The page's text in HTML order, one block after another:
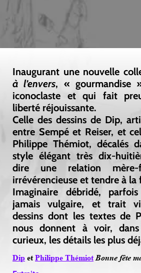
Inaugurant une nouvelle
à l’envers, « gourmandise
iconoclaste et qui fait
liberté réjouissante.
Celle des dessins de Dip,
entre Sempé et Reiser, et
Philippe Thémiot, décalés
style élégant très dix-
dire une relation mère-
irrévérencieuse et tendre à la
Imaginaire débridé,
jamais vulgaire, et trait
dessins dont les textes de
nous donnent à voir,
curieux, les détails les plus
Dip etPhilippe Thémiot Bonne fête